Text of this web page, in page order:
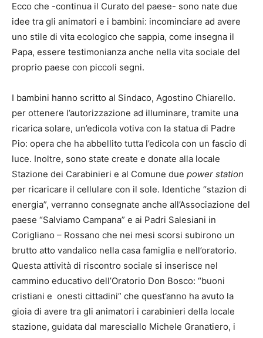
Ecco che -continua il Curato del paese- sono nate due
idee tra gli animatori e i bambini: incominciare ad avere
uno stile di vita ecologico che sappia, come insegna il
Papa, essere testimonianza anche nella vita sociale del
proprio paese con piccoli segni.
I bambini hanno scritto al Sindaco, Agostino Chiarello.
per ottenere l’autorizzazione ad illuminare, tramite una
ricarica solare, un’edicola votiva con la statua di Padre
Pio: opera che ha abbellito tutta l’edicola con un fascio di
luce. Inoltre, sono state create e donate alla locale
Stazione dei Carabinieri e al Comune due power station
per ricaricare il cellulare con il sole. Identiche “stazion di
energia”, verranno consegnate anche all’Associazione del
paese “Salviamo Campana” e ai Padri Salesiani in
Corigliano – Rossano che nei mesi scorsi subirono un
brutto atto vandalico nella casa famiglia e nell’oratorio.
Questa attività di riscontro sociale si inserisce nel
cammino educativo dell’Oratorio Don Bosco: “buoni
cristiani e onesti cittadini” che quest’anno ha avuto la
gioia di avere tra gli animatori i carabinieri della locale
stazione, guidata dal maresciallo Michele Granatiero, i